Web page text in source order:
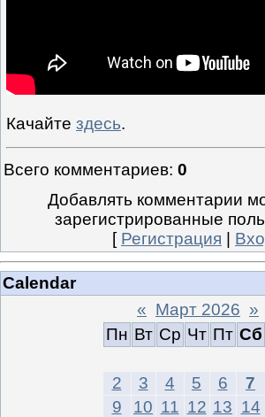
Качайте здесь.
Всего комментариев: 0
Добавлять комментарии
зарегистрированные
[ Регистрация
Calendar
« Март 2026 »
Пн Вт Ср Чт Пт Сб
2
3 4 5 6 7
9
10 11 12 13 14